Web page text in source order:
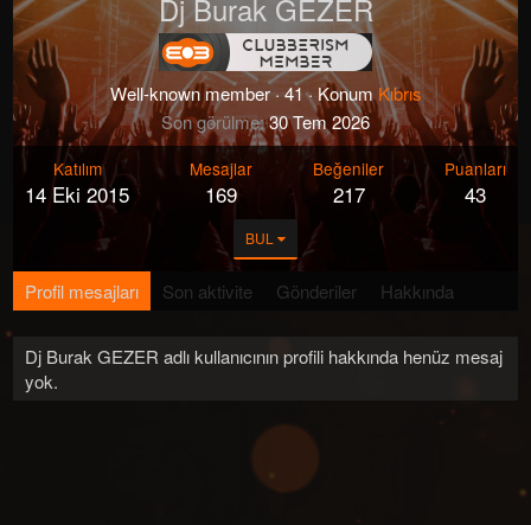
Dj Burak GEZER
Well-known member · 41·KonumKıbrıs
Son görülme 30 Tem 2026
Katılım
14 Eki 2015
Mesajlar
169
Beğeniler
217
Puanları
43
BUL
Profil mesajları Son aktivite Gönderiler Hakkında
Dj Burak GEZER adlı kullanıcının profili hakkında henüz mesaj
yok.